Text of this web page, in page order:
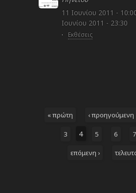
11 Ιουνίου 2011 -
Ιουνίου 2011 - 23:30
· Εκθέσεις
« πρώτη ‹ προηγούμενη
3 4 5 6 7
επόμενη ›